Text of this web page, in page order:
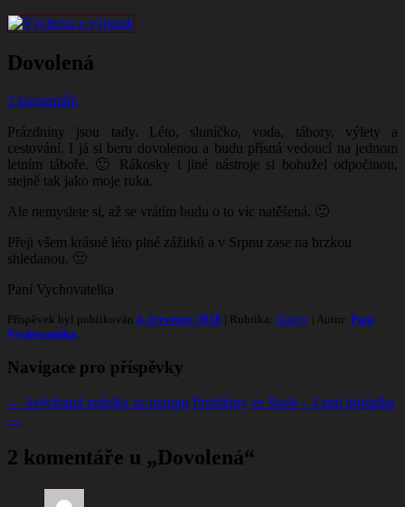
Dovolená
2 komentáře
Prázdniny jsou tady. Léto, sluníčko, voda, tábory, výlety a
cestování. I já si beru dovolenou a budu přísná vedoucí na jednom
letním táboře. 🙂 Rákosky i jiné nástroje si bohužel odpočinou,
stejně tak jako moje ruka.
Ale nemyslete si, až se vrátím budu o to víc natěšená. 🙂
Přeji všem krásné léto plné zážitků a v Srpnu zase na brzkou
shledanou. 🙂
Paní Vychovatelka
Příspěvek byl publikován 4. července 2018 | Rubrika: články | Autor: Paní
Vychovatelka
Navigace pro příspěvky
← Sešvihaná prdelka za minutu Problémy ve škole – Letní pohádka
→
2 komentáře u „Dovolená“